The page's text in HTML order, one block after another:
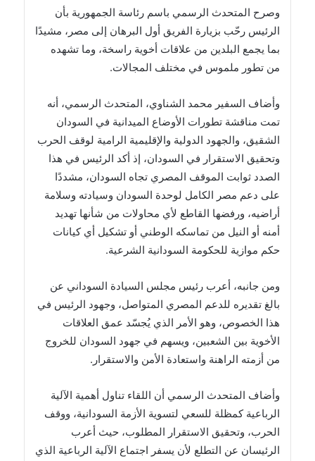
وصرح المتحدث الرسمي باسم رئاسة الجمهورية بأن
الرئيس رحّب بزيارة الفريق أول البرهان إلى مصر، مشيدًا
بما يجمع البلدين من علاقات أخوية راسخة، وما تشهده
من تطور ملموس في مختلف المجالات.
وأضاف السفير محمد الشناوي، المتحدث الرسمي، أنه
تمت مناقشة تطورات الأوضاع الميدانية في السودان
الشقيق، والجهود الدولية والإقليمية الرامية لوقف الحرب
وتحقيق الاستقرار في السودان، إذ أكد الرئيس في هذا
الصدد ثوابت الموقف المصري تجاه السودان، مشددًا
على دعم مصر الكامل لوحدة السودان وسيادته وسلامة
أراضيه، ورفضها القاطع لأي محاولات من شأنها تهديد
أمنه أو النيل من تماسكه الوطني أو تشكيل أي كيانات
حكم موازية للحكومة السودانية الشرعية.
ومن جانبه، أعرب رئيس مجلس السيادة السوداني عن
بالغ تقديره للدعم المصري المتواصل، وجهود الرئيس في
هذا الخصوص، وهو الأمر الذي يُجسّد عمق العلاقات
الأخوية بين الشعبين، ويسهم في جهود السودان للخروج
من أزمته الراهنة واستعادة الأمن والاستقرار.
وأضاف المتحدث الرسمي أن اللقاء تناول أهمية الآلية
الرباعية كمظلة للسعي لتسوية الأزمة السودانية، ووقف
الحرب، وتحقيق الاستقرار المطلوب، حيث أعرب
الرئيسان عن التطلع لأن يسفر اجتماع الآلية الرباعية الذي